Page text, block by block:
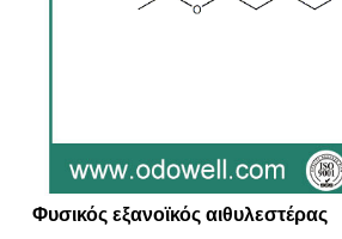
Φυσικός εξανοϊκός αιθυλεστέρας